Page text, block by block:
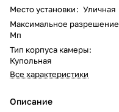
Место установки: Уличная
Максимальное разрешение
Мп
Тип корпуса камеры:
Купольная
Все характеристики
Описание